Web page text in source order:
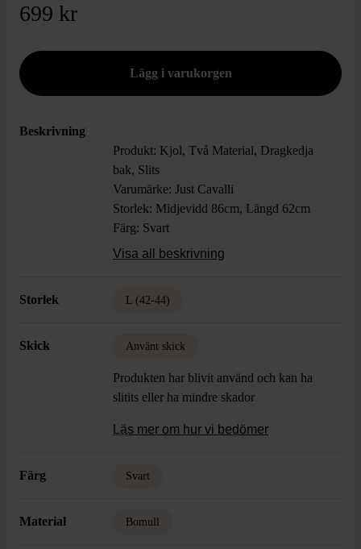
699 kr
Beskrivning
Produkt: Kjol, Två Material, Dragkedja
bak, Slits
Varumärke: Just Cavalli
Storlek: Midjevidd 86cm, Längd 62cm
Färg: Svart
Material: 54% Polyester, 44% Ull 2%
Visa all beskrivning
Storlek L (42-44)
Skick Använt skick
Produkten har blivit använd och kan ha
slitits eller ha mindre skador
Läs mer om hur vi bedömer
Färg Svart
Material Bomull